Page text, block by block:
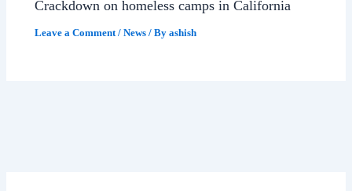
Crackdown on homeless camps in California
Leave a Comment /News / Byashish